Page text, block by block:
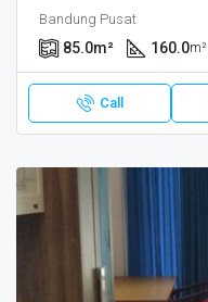
Bandung Pusat
85.0m² 160.0m²
Call